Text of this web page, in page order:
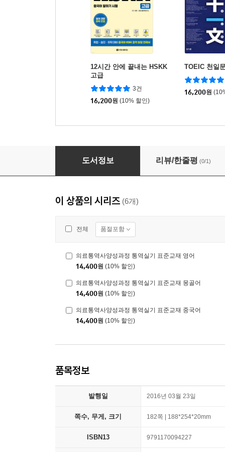
12시간 안에 끝내는 HSKK
고급
3건
16,200원 (10% 할인)
TOEIC 천일
16,200원
의료통역사양성과정 통역실기 표준교재 중국어
도서정보 리뷰/한줄평 (0/1)
이 상품의 시리즈 (6개)
전체 품절포함
의료통역사양성과정 통역실기 표준교재 영어
14,400원 (10% 할인)
의료통역사양성과정 통역실기 표준교재 몽골어
14,400원 (10% 할인)
의료통역사양성과정 통역실기 표준교재 중국어
14,400원 (10% 할인)
품목정보
발행일 2016년 03월 23일
쪽수, 무게, 크기 182쪽 | 188*254*20mm
ISBN13 9791170094227